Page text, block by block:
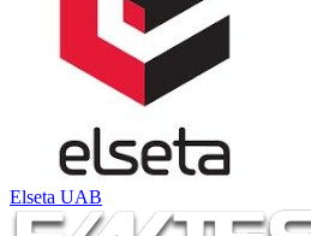
Elseta UAB